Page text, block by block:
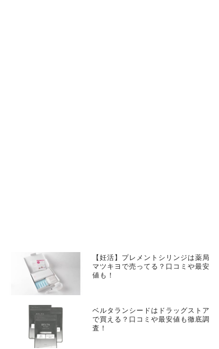
【妊活】プレメントシリンジは薬局
マツキヨで売ってる？口コミや最安
値も！
ベルタランシードはドラッグストア
で買える？口コミや最安値も徹底調
査！